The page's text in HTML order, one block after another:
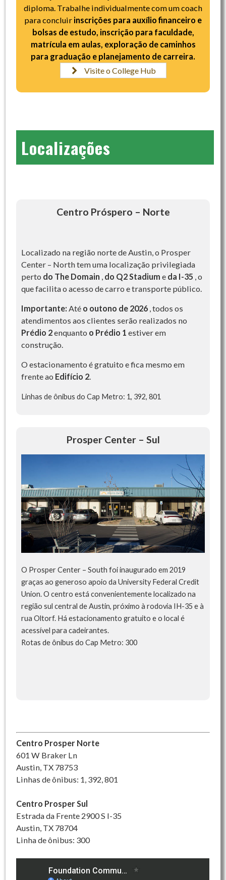
diploma. Trabalhe individualmente com um coach
para concluir inscrições para auxílio financeiro e
bolsas de estudo, inscrição para faculdade,
matrícula em aulas, exploração de caminhos
para graduação e planejamento de carreira.
Visite o College Hub
Localizações
Centro Próspero – Norte
Localizado na região norte de Austin, o Prosper
Center – North tem uma localização privilegiada
perto do The Domain do Q2 Stadium e da I-35 , o
que facilita o acesso de carro e transporte público.
Importante: Até o outono de 2026 , todos os
atendimentos aos clientes serão realizados no
Prédio 2enquanto o Prédio 1 estiver em
construção.
O estacionamento é gratuito e fica mesmo em
frente ao Edifício 2
Linhas de ônibus do Cap Metro: 1, 392, 801
Prosper Center – Sul
O Prosper Center – South foi inaugurado em 2019
graças ao generoso apoio da University Federal Credit
Union. O centro está convenientemente localizado na
região sul central de Austin, próximo à rodovia IH-35 e à
rua Oltorf. Há estacionamento gratuito e o local é
acessível para cadeirantes.
Rotas de ônibus do Cap Metro: 300
Centro Prosper Norte
601 W Braker Ln
Austin, TX 78753
Linhas de ônibus: 1, 392, 801
Centro Prosper Sul
Estrada da Frente 2900 S I-35
Austin, TX 78704
Linha de ônibus: 300